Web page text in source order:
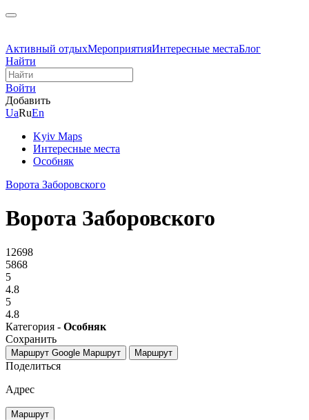
Активный отдыхМероприятияИнтересные местаБлог
Найти
Войти
Добавить
UaRuEn
Kyiv Maps
Интересные места
Особняк
Ворота Заборовского
Ворота Заборовского
12698
5868
5
4.8
5
4.8
Категория - Особняк
Сохранить
Маршрут Google Маршрут Маршрут
Поделиться
Адрес
Маршрут